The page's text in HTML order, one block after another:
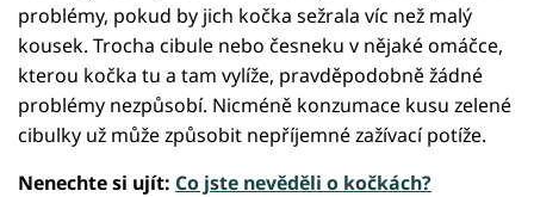
problémy, pokud by jich kočka sežrala víc než malý
kousek. Trocha cibule nebo česneku v nějaké omáčce,
kterou kočka tu a tam vylíže, pravděpodobně žádné
problémy nezpůsobí. Nicméně konzumace kusu zelené
cibulky už může způsobit nepříjemné zažívací potíže.
Nenechte si ujít: Co jste nevěděli o kočkách?